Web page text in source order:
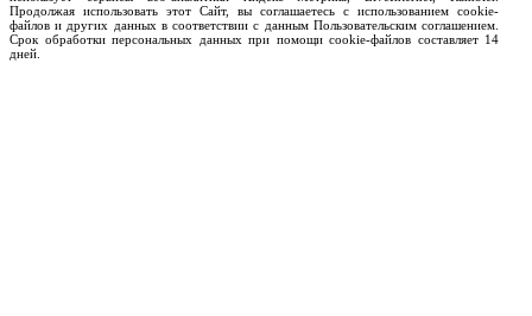
Продолжая использовать этот Сайт, вы соглашаетесь с использованием cookie-
файлов и других данных в соответствии с данным Пользовательским соглашением.
Срок обработки персональных данных при помощи cookie-файлов составляет 14
дней.